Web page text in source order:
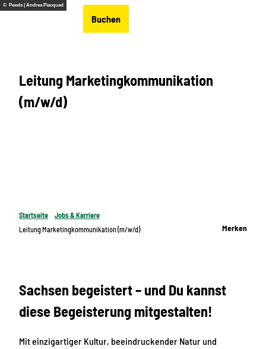
Z
Buchen
© Pexels | Andrea Piacquad
Leitung Marketingkommunikation
(m/w/d)
Startseite
Jobs & Karriere
Leitung Marketingkommunikation (m/w/d)
Merken
Sachsen begeistert – und Du kannst
diese Begeisterung mitgestalten!
Mit einzigartiger Kultur, beeindruckender Natur und